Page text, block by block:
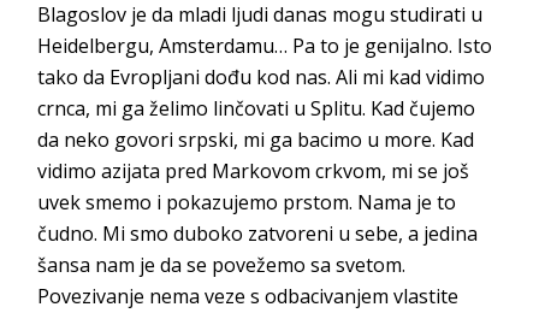
Blagoslov je da mladi ljudi danas mogu studirati u
Heidelbergu, Amsterdamu… Pa to je genijalno. Isto
tako da Evropljani dođu kod nas. Ali mi kad vidimo
crnca, mi ga želimo linčovati u Splitu. Kad čujemo
da neko govori srpski, mi ga bacimo u more. Kad
vidimo azijata pred Markovom crkvom, mi se još
uvek smemo i pokazujemo prstom. Nama je to
čudno. Mi smo duboko zatvoreni u sebe, a jedina
šansa nam je da se povežemo sa svetom.
Povezivanje nema veze s odbacivanjem vlastite